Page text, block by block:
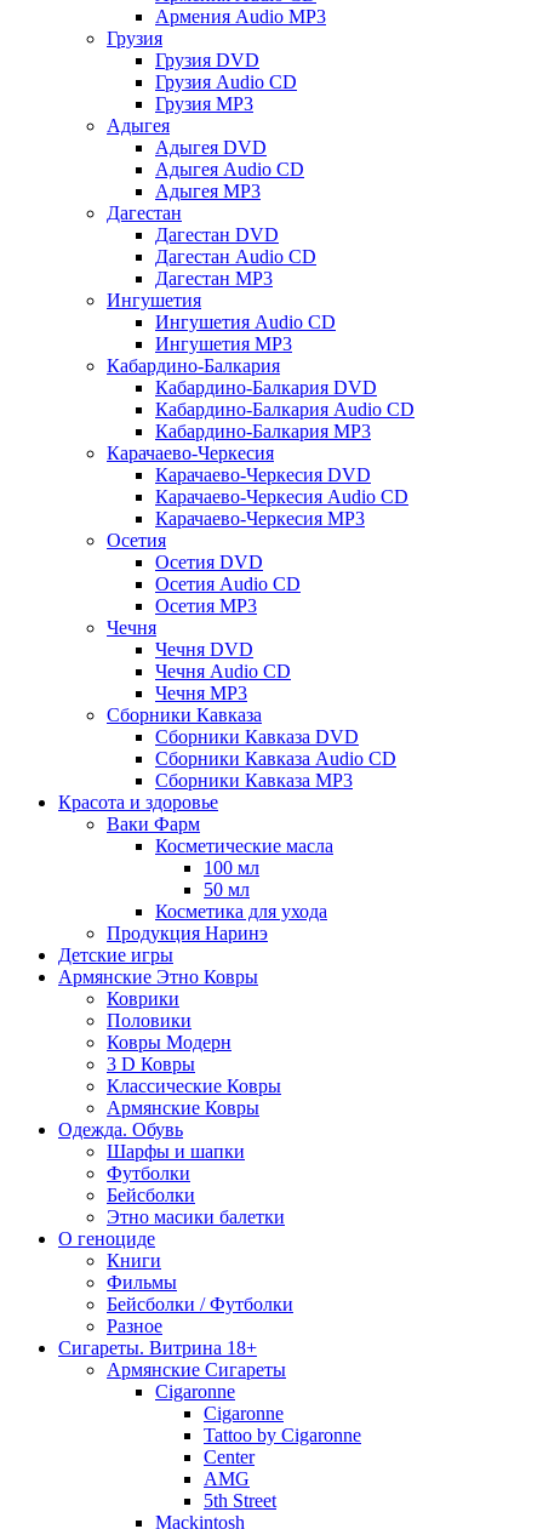
Армения Audio MP3
Грузия
Грузия DVD
Грузия Audio CD
Грузия MP3
Адыгея
Адыгея DVD
Адыгея Audio CD
Адыгея MP3
Дагестан
Дагестан DVD
Дагестан Audio CD
Дагестан MP3
Ингушетия
Ингушетия Audio CD
Ингушетия MP3
Кабардино-Балкария
Кабардино-Балкария DVD
Кабардино-Балкария Audio CD
Кабардино-Балкария MP3
Карачаево-Черкесия
Карачаево-Черкесия DVD
Карачаево-Черкесия Audio CD
Карачаево-Черкесия MP3
Осетия
Осетия DVD
Осетия Audio CD
Осетия MP3
Чечня
Чечня DVD
Чечня Audio CD
Чечня MP3
Сборники Кавказа
Сборники Кавказа DVD
Сборники Кавказа Audio CD
Сборники Кавказа MP3
Красота и здоровье
Ваки Фарм
Косметические масла
100 мл
50 мл
Косметика для ухода
Продукция Наринэ
Детские игры
Армянские Этно Ковры
Коврики
Половики
Ковры Модерн
3 D Ковры
Классические Ковры
Армянские Ковры
Одежда. Обувь
Шарфы и шапки
Футболки
Бейсболки
Этно масики балетки
О геноциде
Книги
Фильмы
Бейсболки / Футболки
Разное
Сигареты. Витрина 18+
Армянские Сигареты
Cigaronne
Cigaronne
Tattoo by Cigaronne
Center
AMG
5th Street
Mackintosh